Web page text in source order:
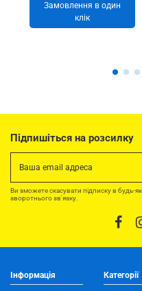
Замовлення в один
клік
Підпишіться на розсилку
Ви зможете скасувати підписку в будь-
зворотнього зв'язку.
Інформація Категорії